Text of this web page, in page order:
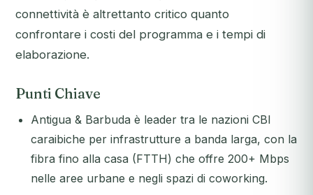
connettività è altrettanto critico quanto
confrontare i costi del programma e i tempi di
elaborazione.
Punti Chiave
Antigua & Barbuda è leader tra le nazioni CBI
caraibiche per infrastrutture a banda larga, con la
fibra fino alla casa (FTTH) che offre 200+ Mbps
nelle aree urbane e negli spazi di coworking.